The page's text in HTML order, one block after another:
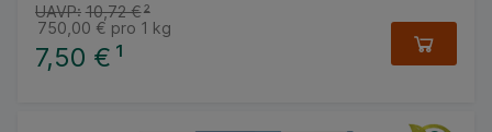
7,50 € ¹
UAVP: 10,72 €²
750,00 € pro 1 kg